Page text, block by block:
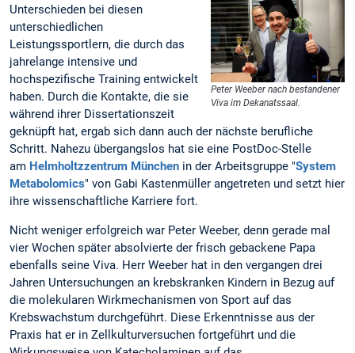
Peter Weeber nach bestandener
Viva im Dekanatssaal.
Unterschieden bei diesen
unterschiedlichen
Leistungssportlern, die durch das
jahrelange intensive und
hochspezifische Training entwickelt
haben. Durch die Kontakte, die sie
während ihrer Dissertationszeit
geknüpft hat, ergab sich dann auch der nächste berufliche
Schritt. Nahezu übergangslos hat sie eine PostDoc-Stelle
am Helmholtzzentrum München in der Arbeitsgruppe "System
Metabolomics" von Gabi Kastenmüller angetreten und setzt hier
ihre wissenschaftliche Karriere fort.
Nicht weniger erfolgreich war Peter Weeber, denn gerade mal
vier Wochen später absolvierte der frisch gebackene Papa
ebenfalls seine Viva. Herr Weeber hat in den vergangen drei
Jahren Untersuchungen an krebskranken Kindern in Bezug auf
die molekularen Wirkmechanismen von Sport auf das
Krebswachstum durchgeführt. Diese Erkenntnisse aus der
Praxis hat er in Zellkulturversuchen fortgeführt und die